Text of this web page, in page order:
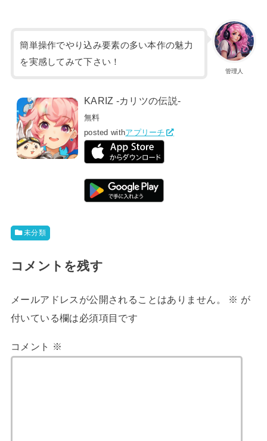
管理人
簡単操作でやり込み要素の多い本作の魅力
を実感してみて下さい！
KARIZ -カリツの伝説-
無料
posted withアプリーチ
未分類
コメントを残す
メールアドレスが公開されることはありません。 ※ が
付いている欄は必須項目です
コメント ※